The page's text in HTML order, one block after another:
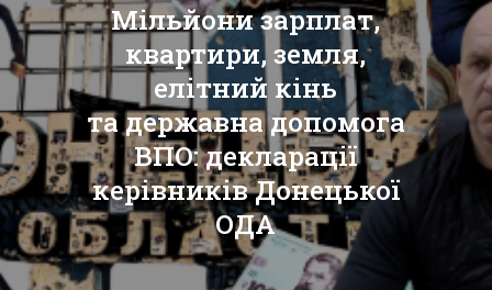
Мільйони зарплат,
квартири, земля,
елітний кінь
та державна допомога
ВПО: декларації
керівників Донецької
ОДА